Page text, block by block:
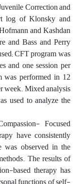
Correction and
log of Klonsky and
and Kashdan
and Bass and Perry
CFT program was
and one session per
performed in 12
week. Mixed analysis
used to analyze the
Focused
have consistently
was observed in the
The results of
based therapy has